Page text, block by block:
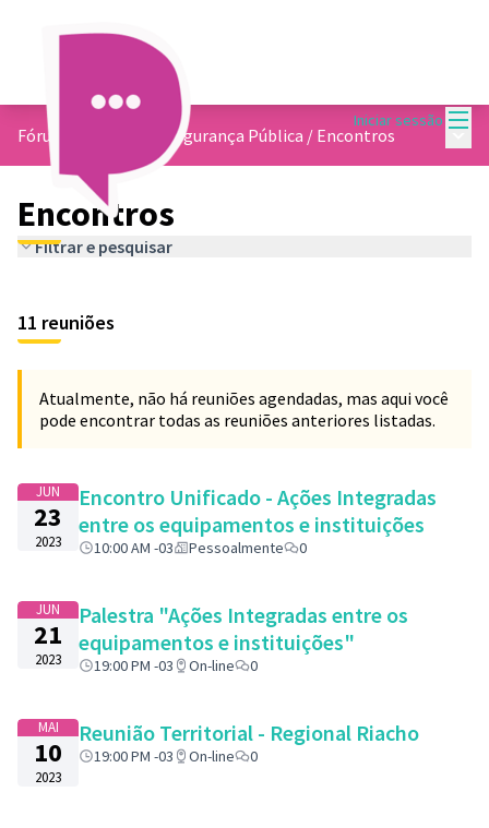
Iniciar sessão
Fórum Municipal de Segurança Pública / Encontros
Encontros
Filtrar e pesquisar
11 reuniões
Atualmente, não há reuniões agendadas, mas aqui você
pode encontrar todas as reuniões anteriores listadas.
JUN
23
2023
Encontro Unificado - Ações Integradas
entre os equipamentos e instituições
10:00 AM -03 Pessoalmente 0
JUN
21
2023
Palestra "Ações Integradas entre os
equipamentos e instituições"
19:00 PM -03 On-line 0
MAI
10
2023
Reunião Territorial - Regional Riacho
19:00 PM -03 On-line 0